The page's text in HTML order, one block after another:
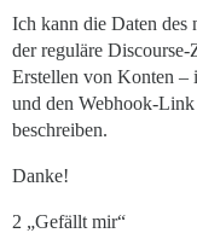
Ich kann die Daten des
der reguläre
Erstellen von Konten –
und den Webhook-
beschreiben.
Danke!
2 „Gefällt mir“